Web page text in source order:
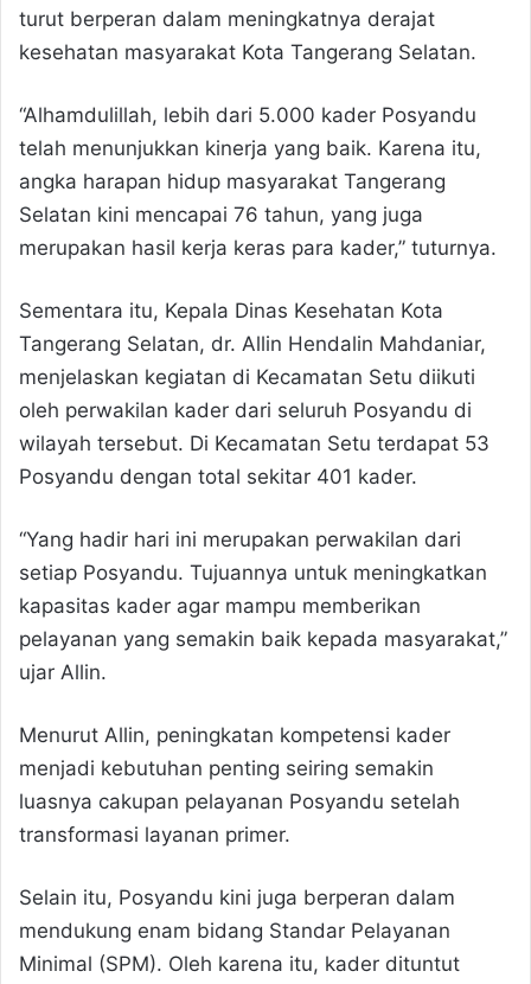
turut berperan dalam meningkatnya derajat
kesehatan masyarakat Kota Tangerang Selatan.
“Alhamdulillah, lebih dari 5.000 kader Posyandu
telah menunjukkan kinerja yang baik. Karena itu,
angka harapan hidup masyarakat Tangerang
Selatan kini mencapai 76 tahun, yang juga
merupakan hasil kerja keras para kader,” tuturnya.
Sementara itu, Kepala Dinas Kesehatan Kota
Tangerang Selatan, dr. Allin Hendalin Mahdaniar,
menjelaskan kegiatan di Kecamatan Setu diikuti
oleh perwakilan kader dari seluruh Posyandu di
wilayah tersebut. Di Kecamatan Setu terdapat 53
Posyandu dengan total sekitar 401 kader.
“Yang hadir hari ini merupakan perwakilan dari
setiap Posyandu. Tujuannya untuk meningkatkan
kapasitas kader agar mampu memberikan
pelayanan yang semakin baik kepada masyarakat,”
ujar Allin.
Menurut Allin, peningkatan kompetensi kader
menjadi kebutuhan penting seiring semakin
luasnya cakupan pelayanan Posyandu setelah
transformasi layanan primer.
Selain itu, Posyandu kini juga berperan dalam
mendukung enam bidang Standar Pelayanan
Minimal (SPM). Oleh karena itu, kader dituntut